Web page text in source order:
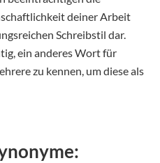
deiner Arbeit
Schreibstil dar.
ein anderes Wort für
zu kennen, um diese als